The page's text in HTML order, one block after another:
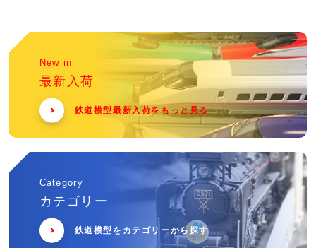
New in
最新入荷
鉄道模型最新入荷をもっと見る
Category
カテゴリー
鉄道模型をカテゴリーから探す